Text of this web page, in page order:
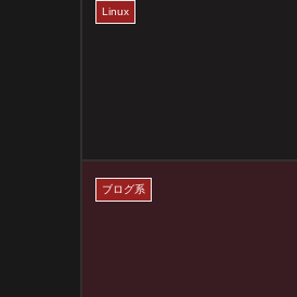
Linux
ブログ系